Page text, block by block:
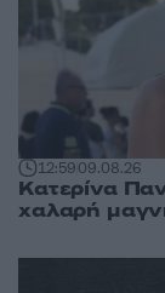
12:5909.08.26
Κατερίνα
χαλαρή